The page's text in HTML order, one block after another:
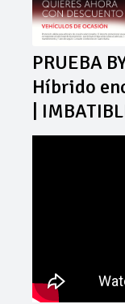
PRUEBA
Híbrido
|